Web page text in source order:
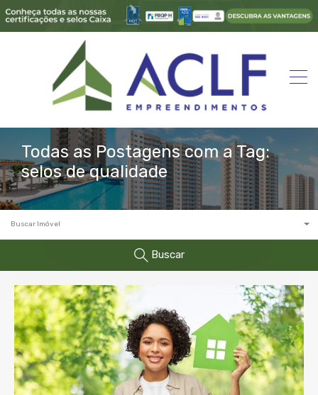
Todas as Postagens com a Tag:
selos de qualidade
Buscar Imóvel
Buscar